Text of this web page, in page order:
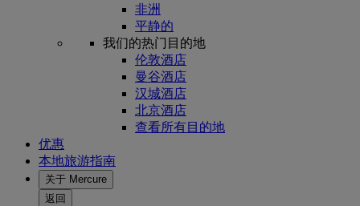
非洲
平静的
我们的热门目的地
伦敦酒店
曼谷酒店
汉城酒店
北京酒店
查看所有目的地
优惠
本地旅游指南
关于 Mercure
返回